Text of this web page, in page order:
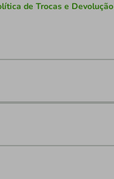
de Trocas e Devolução